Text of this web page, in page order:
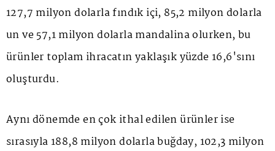
127,7 milyon dolarla fındık içi, 85,2 milyon dolarla
un ve 57,1 milyon dolarla mandalina olurken, bu
ürünler toplam ihracatın yaklaşık yüzde 16,6'sını
oluşturdu.
Aynı dönemde en çok ithal edilen ürünler ise
sırasıyla 188,8 milyon dolarla buğday, 102,3 milyon